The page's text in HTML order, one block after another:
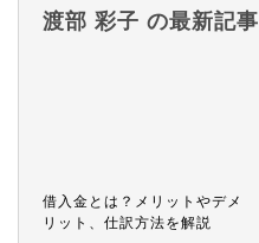
渡部 彩子 の最新記事
借入金とは？メリットやデメ
リット、仕訳方法を解説